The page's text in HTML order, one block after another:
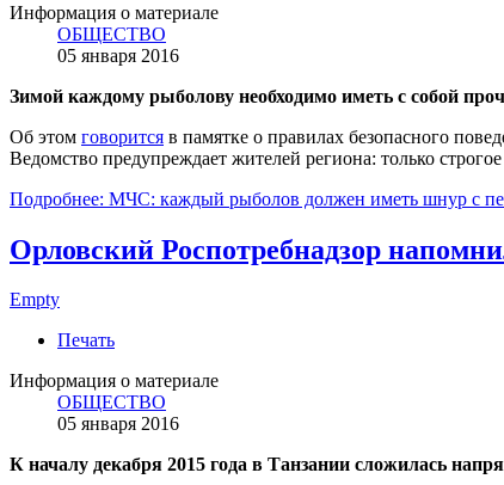
Информация о материале
ОБЩЕСТВО
05 января 2016
Зимой каждому рыболову необходимо иметь с собой
Об этом говорится в памятке о правилах безопасного
Ведомство предупреждает жителей региона: только
Подробнее: МЧС: каждый рыболов должен иметь шнур с
Орловский Роспотребнадзор
Empty
Печать
Информация о материале
ОБЩЕСТВО
05 января 2016
К началу декабря 2015 года в Танзании сложилась